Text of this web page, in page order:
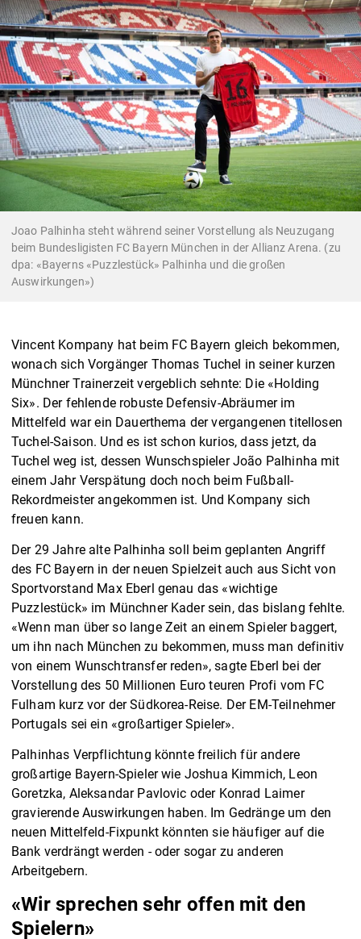
Joao Palhinha steht während seiner Vorstellung als Neuzugang
beim Bundesligisten FC Bayern München in der Allianz Arena. (zu
dpa: «Bayerns «Puzzlestück» Palhinha und die großen
Auswirkungen»)
Vincent Kompany hat beim FC Bayern gleich bekommen,
wonach sich Vorgänger Thomas Tuchel in seiner kurzen
Münchner Trainerzeit vergeblich sehnte: Die «Holding
Six». Der fehlende robuste Defensiv-Abräumer im
Mittelfeld war ein Dauerthema der vergangenen titellosen
Tuchel-Saison. Und es ist schon kurios, dass jetzt, da
Tuchel weg ist, dessen Wunschspieler João Palhinha mit
einem Jahr Verspätung doch noch beim Fußball-
Rekordmeister angekommen ist. Und Kompany sich
freuen kann.
Der 29 Jahre alte Palhinha soll beim geplanten Angriff
des FC Bayern in der neuen Spielzeit auch aus Sicht von
Sportvorstand Max Eberl genau das «wichtige
Puzzlestück» im Münchner Kader sein, das bislang fehlte.
«Wenn man über so lange Zeit an einem Spieler baggert,
um ihn nach München zu bekommen, muss man definitiv
von einem Wunschtransfer reden», sagte Eberl bei der
Vorstellung des 50 Millionen Euro teuren Profi vom FC
Fulham kurz vor der Südkorea-Reise. Der EM-Teilnehmer
Portugals sei ein «großartiger Spieler».
Palhinhas Verpflichtung könnte freilich für andere
großartige Bayern-Spieler wie Joshua Kimmich, Leon
Goretzka, Aleksandar Pavlovic oder Konrad Laimer
gravierende Auswirkungen haben. Im Gedränge um den
neuen Mittelfeld-Fixpunkt könnten sie häufiger auf die
Bank verdrängt werden - oder sogar zu anderen
Arbeitgebern.
«Wir sprechen sehr offen mit den
Spielern»